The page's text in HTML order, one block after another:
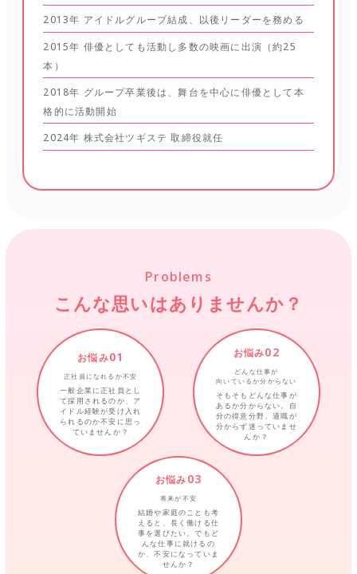
2013年 アイドルグループ結成、以後リーダーを務める
2015年 俳優としても活動し多数の映画に出演（約25
本）
2018年 グループ卒業後は、舞台を中心に俳優として本
格的に活動開始
2024年 株式会社ツギステ 取締役就任
Problems
こんな思いはありませんか？
お悩み01
正社員になれるか不安
一般企業に正社員とし
て採用されるのか、ア
イドル経験が受け入れ
られるのか不安に思っ
ていませんか？
お悩み02
どんな仕事が
向いているか分からない
そもそもどんな仕事が
あるか分からない。自
分の得意分野、適職が
分からず迷っていませ
んか？
お悩み03
将来が不安
結婚や家庭のことも考
えると、長く働ける仕
事を選びたい。でもど
んな仕事に就けるの
か、不安になっていま
せんか？